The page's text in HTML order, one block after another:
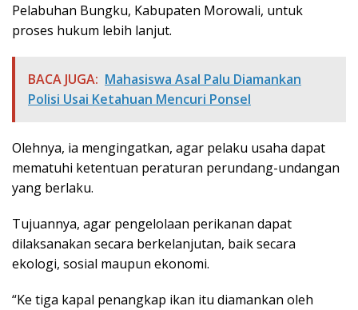
Pelabuhan Bungku, Kabupaten Morowali, untuk
proses hukum lebih lanjut.
BACA JUGA: Mahasiswa Asal Palu Diamankan
Polisi Usai Ketahuan Mencuri Ponsel
Olehnya, ia mengingatkan, agar pelaku usaha dapat
mematuhi ketentuan peraturan perundang-undangan
yang berlaku.
Tujuannya, agar pengelolaan perikanan dapat
dilaksanakan secara berkelanjutan, baik secara
ekologi, sosial maupun ekonomi.
“Ke tiga kapal penangkap ikan itu diamankan oleh